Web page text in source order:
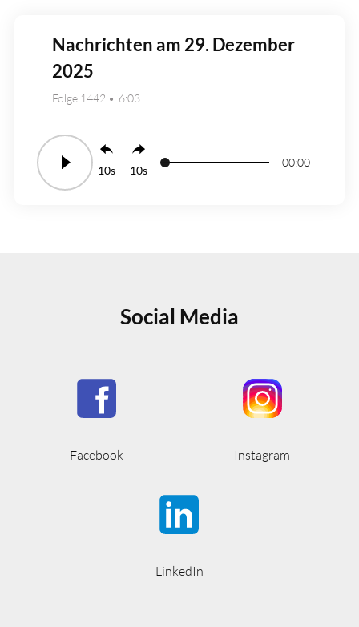
Nachrichten am 29. Dezember
2025
Folge 1442 6:03
10 10
00:00
Social Media
Facebook Instagram
LinkedIn